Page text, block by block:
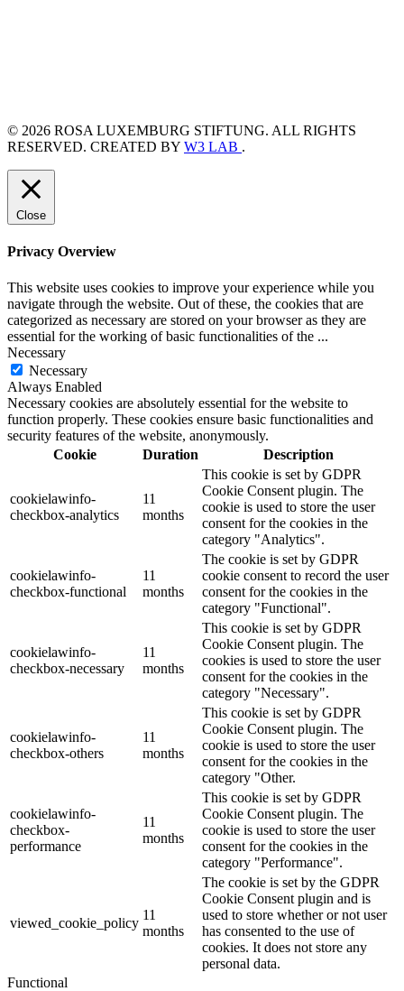
© 2026 ROSA LUXEMBURG STIFTUNG. ALL RIGHTS
RESERVED. CREATED BY W3 LAB .
Close
Privacy Overview
This website uses cookies to improve your experience while you
navigate through the website. Out of these, the cookies that are
categorized as necessary are stored on your browser as they are
essential for the working of basic functionalities of the ...
Necessary
Necessary
Always Enabled
Necessary cookies are absolutely essential for the website to
function properly. These cookies ensure basic functionalities and
security features of the website, anonymously.
Cookie
Duration Description
cookielawinfo-
checkbox-analytics
11
months
This cookie is set by GDPR
Cookie Consent plugin. The
cookie is used to store the user
consent for the cookies in the
category "Analytics".
cookielawinfo-
checkbox-functional
11
months
The cookie is set by GDPR
cookie consent to record the user
consent for the cookies in the
category "Functional".
cookielawinfo-
checkbox-necessary
11
months
This cookie is set by GDPR
Cookie Consent plugin. The
cookies is used to store the user
consent for the cookies in the
category "Necessary".
cookielawinfo-
checkbox-others
11
months
This cookie is set by GDPR
Cookie Consent plugin. The
cookie is used to store the user
consent for the cookies in the
category "Other.
cookielawinfo-
checkbox-
performance
11
months
This cookie is set by GDPR
Cookie Consent plugin. The
cookie is used to store the user
consent for the cookies in the
category "Performance".
viewed_cookie_policy
11
months
The cookie is set by the GDPR
Cookie Consent plugin and is
used to store whether or not user
has consented to the use of
cookies. It does not store any
personal data.
Functional